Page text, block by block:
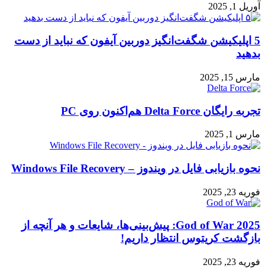
آوریل 1, 2025
5 اپلیکیشن شگفت‌انگیز دوربین آیفون که نباید از دست
بدهید
مارس 15, 2025
تجربه رایگان Delta Force هم‌اکنون روی PC
مارس 1, 2025
نحوه بازیابی فایل در ویندوز – Windows File Recovery
فوریه 23, 2025
God of War 2025: پیش‌بینی‌ها، شایعات و هر آنچه از
بازگشت کریتوس انتظار داریم!
فوریه 23, 2025